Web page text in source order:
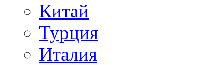
Китай
Турция
Италия